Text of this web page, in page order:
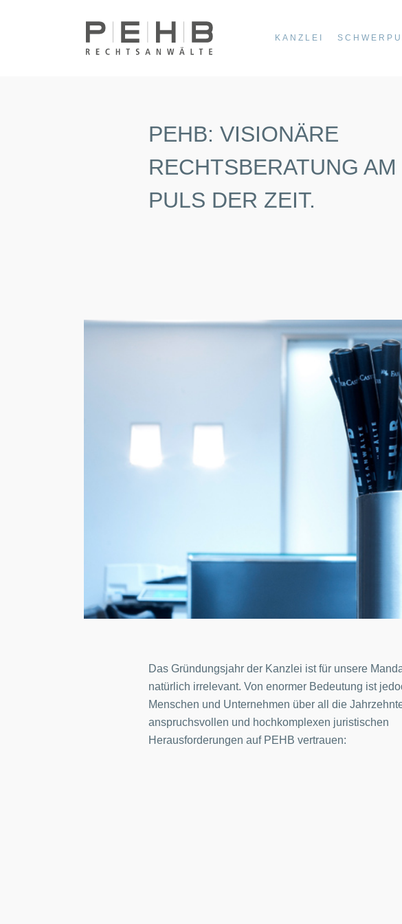
KANZLEI
PEHB: VISIONÄRE
RECHTSBERATUNG AM
PULS DER ZEIT.
Das Gründungsjahr der Kanzlei ist für unsere
natürlich irrelevant. Von enormer Bedeutung ist
Menschen und Unternehmen über all die
anspruchsvollen und hochkomplexen juristischen
Herausforderungen auf PEHB vertrauen: